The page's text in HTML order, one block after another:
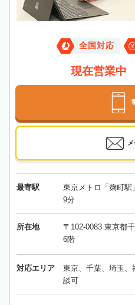
全国対応
現在営業中
最寄駅
東京メトロ「麹町
9分
所在地
〒102-0083 東京都
6階
対応エリア
東京、千葉、埼玉、
談可